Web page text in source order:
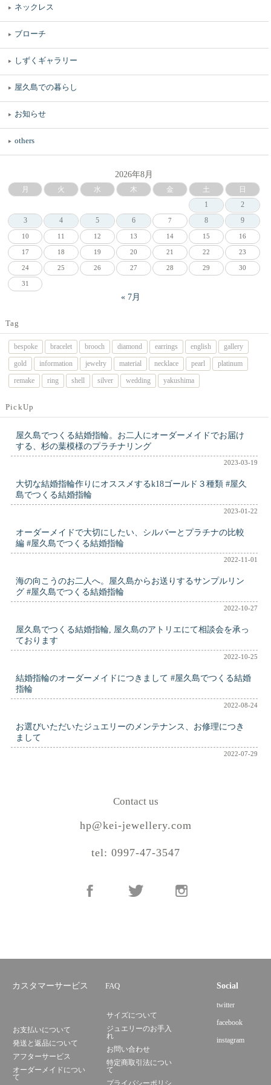
ネックレス
ブローチ
しずくギャラリー
屋久島での暮らし
お知らせ
others
2026年8月
月 火 水 木 金 土
日
1
2
3
4 5 6 7 8 9
10 11 12 13 14 15 16
17 18 19 20 21 22 23
24 25 26 27 28 29 30
31
« 7月
Tag
bespoke bracelet brooch diamond earrings english
gallery
gold
information jewelry material necklace pearl
platinum
remake
ring shell silver wedding yakushima
PickUp
屋久島でつくる結婚指輪。お二人にオーダーメイドでお届け
する、杉の葉模様のプラチナリング
2023-03-19
大切な結婚指輪作りにオススメするk18ゴールド３種類 #屋久
島でつくる結婚指輪
2023-01-22
オーダーメイドで大切にしたい、シルバーとプラチナの比較
編 #屋久島でつくる結婚指輪
2022-11-01
海の向こうのお二人へ。屋久島からお送りするサンプルリン
グ #屋久島でつくる結婚指輪
2022-10-27
屋久島でつくる結婚指輪, 屋久島のアトリエにて相談会を承っ
ております
2022-10-25
結婚指輪のオーダーメイドにつきまして #屋久島でつくる結婚
指輪
2022-08-24
お選びいただいたジュエリーのメンテナンス、お修理につき
まして
2022-07-29
Contact us
hp@kei-jewellery.com
tel: 0997-47-3547
カスタマーサービス FAQ
お支払いについて
発送と返品について
アフターサービス
オーダーメイドについ
て
サイズについて
ジュエリーのお手入
れ
お問い合わせ
特定商取引法につい
て
プライバシーポリシ
Social
twitter
facebook
instagram